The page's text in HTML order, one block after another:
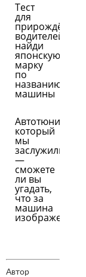
Тест
для
прирождённых
водителей:
найди
японскую
марку
по
названию
машины
Автотюнинг,
который
мы
заслужили
—
сможете
ли вы
угадать,
что за
машина
изображена
Автор